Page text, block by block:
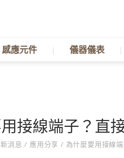
感應元件 儀器儀表
接線端子？直
消息/ 應用分享 / 為什麼要用接線